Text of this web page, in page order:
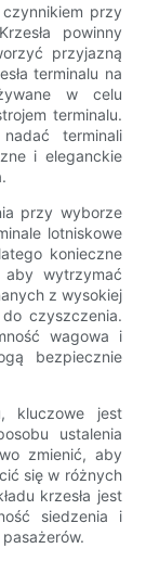
przy
powinny
przyjazną
terminalu na
w celu
terminalu.
terminali
i eleganckie
przy wyborze
lotniskowe
konieczne
aby wytrzymać
z wysokiej
do czyszczenia.
wagowa i
bezpiecznie
kluczowe jest
ustalenia
zmienić, aby
się w różnych
krzesła jest
siedzenia i